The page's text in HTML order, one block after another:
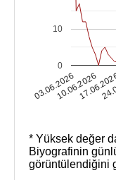
03.06.202610.06.2026
0
10
* Yüksek değer
Biyografinin
görüntülendiğini